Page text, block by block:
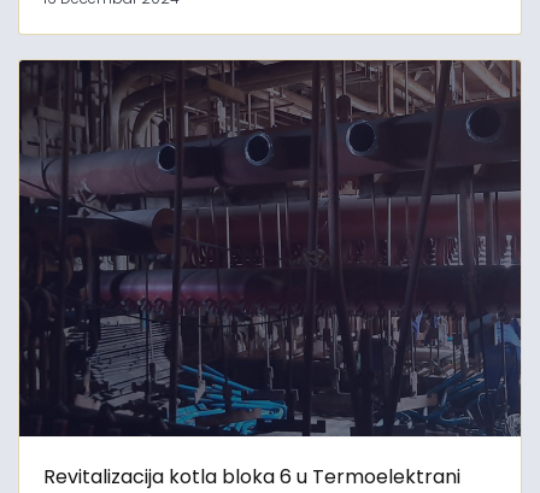
Revitalizacija kotla bloka 6 u Termoelektrani